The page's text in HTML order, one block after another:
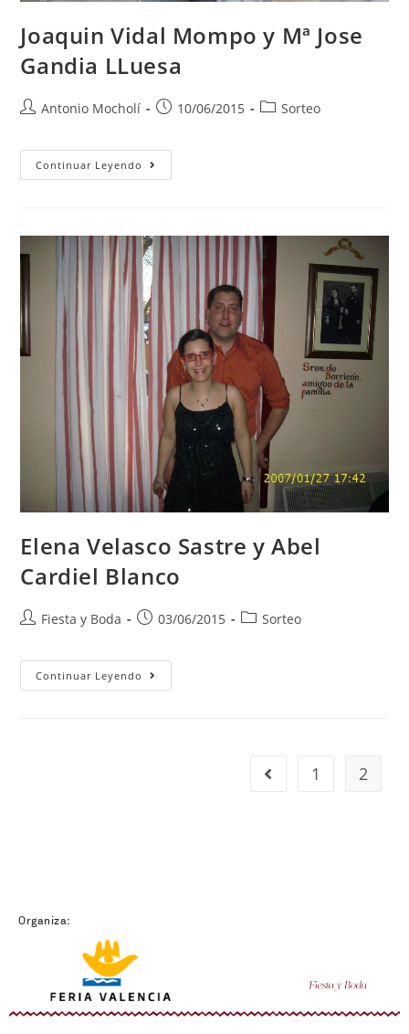
Joaquin Vidal Mompo y Mª Jose
Gandia LLuesa
Antonio Mocholí 10/06/2015 Sorteo
Continuar Leyendo
Elena Velasco Sastre y Abel
Cardiel Blanco
Fiesta y Boda 03/06/2015 Sorteo
Continuar Leyendo
1 2
Organiza: